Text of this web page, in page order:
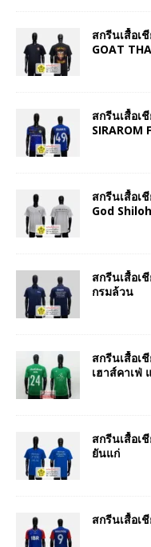
สกรีนเสื้อเ
GOAT
สกรีนเสื้อเ
SIRAROM
สกรีนเสื้อเ
God
สกรีนเสื้อเ
กรมล้วน
สกรีนเสื้อเ
เฮาส์คาเฟ่
สกรีนเสื้อเ
ยันแก่
สกรีนเสื้อเ